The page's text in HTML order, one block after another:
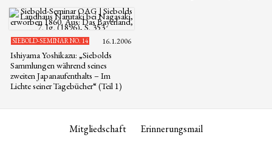
SIEBOLD-SEMINAR NO. 14 16.1.2006
Ishiyama Yoshikazu: „Siebolds
Sammlungen während seines
zweiten Japanaufenthalts – Im
Lichte seiner Tagebücher“ (Teil 1)
Mitgliedschaft Erinnerungsmail